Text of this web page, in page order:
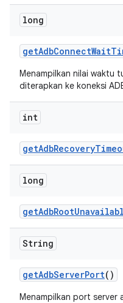
long
getAdbConnectWait
Menampilkan nilai waktu
diterapkan ke koneksi
int
getAdbRecovery
long
getAdbRoot
String
getAdbServerPort()
Menampilkan port